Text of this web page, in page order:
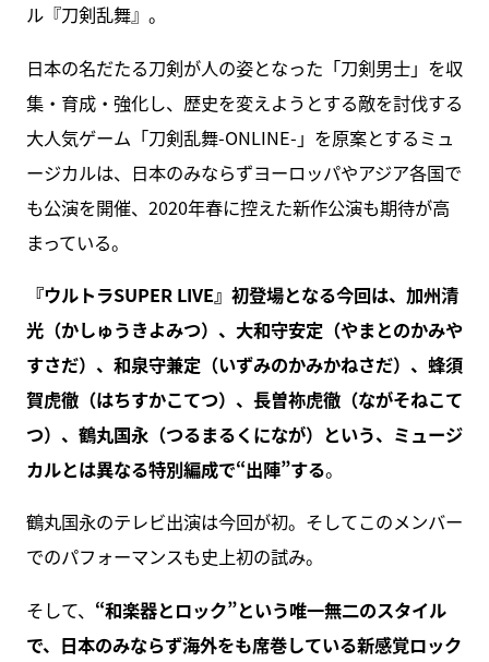
ル『刀剣乱舞』。
日本の名だたる刀剣が人の姿となった「刀剣男士」を収
集・育成・強化し、歴史を変えようとする敵を討伐する
大人気ゲーム「刀剣乱舞-ONLINE-」を原案とするミュ
ージカルは、日本のみならずヨーロッパやアジア各国で
も公演を開催、2020年春に控えた新作公演も期待が高
まっている。
『ウルトラSUPER LIVE』初登場となる今回は、加州清
光（かしゅうきよみつ）、大和守安定（やまとのかみや
すさだ）、和泉守兼定（いずみのかみかねさだ）、蜂須
賀虎徹（はちすかこてつ）、長曽祢虎徹（ながそねこて
つ）、鶴丸国永（つるまるくになが）という、ミュージ
カルとは異なる特別編成で“出陣”する。
鶴丸国永のテレビ出演は今回が初。そしてこのメンバー
でのパフォーマンスも史上初の試み。
そして、 “和楽器とロック”という唯一無二のスタイル
で、日本のみならず海外をも席巻している新感覚ロック